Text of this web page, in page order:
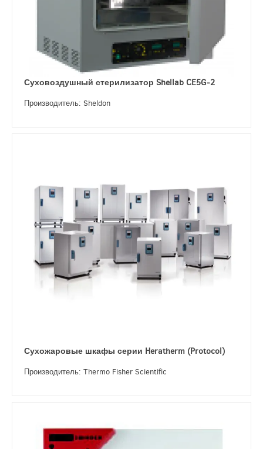
Суховоздушный стерилизатор Shellab CE5G-2
Производитель: Sheldon
Сухожаровые шкафы серии Heratherm (Protocol)
Производитель: Thermo Fisher Scientific